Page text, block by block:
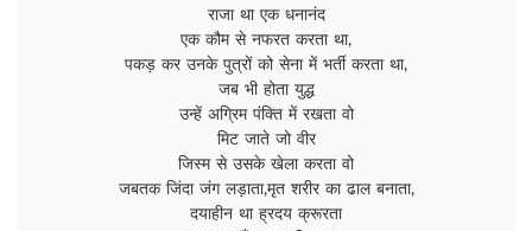
राजा था एक धनानंद
एक कौम से नफरत करता था,
पकड़ कर उनके पुत्रों को सेना में भर्ती करता था,
जब भी होता युद्ध
उन्हें अग्रिम पंक्ति में रखता वो
मिट जाते जो वीर
जिस्म से उसके खेला करता वो
जबतक जिंदा जंग लड़ाता,मृत शरीर का ढाल बनाता,
दयाहीन था ह्रदय क्रूरता